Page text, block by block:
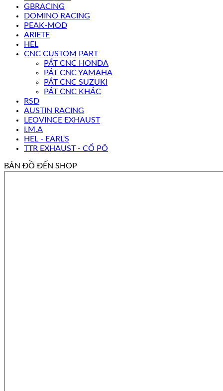
GBRACING
DOMINO RACING
PEAK-MOD
ARIETE
HEL
CNC CUSTOM PART
PÁT CNC HONDA
PÁT CNC YAMAHA
PÁT CNC SUZUKI
PÁT CNC KHÁC
RSD
AUSTIN RACING
LEOVINCE EXHAUST
I.M.A
HEL - EARL'S
TTR EXHAUST - CỔ PÔ
BẢN ĐỒ ĐẾN SHOP